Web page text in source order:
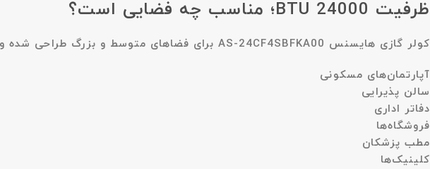
ظرفیت 24000 BTU؛ مناسب چه فضایی است؟
کولر گازی هایسنس AS-24CF4SBFKA00 برای فضاهای متوسط و بزرگ طراحی شده و معمولاً برای محیط‌های زیر انتخاب مناسبی محسوب می‌شود:
آپارتمان‌های مسکونی
سالن پذیرایی
دفاتر اداری
فروشگاه‌ها
مطب پزشکان
کلینیک‌ها